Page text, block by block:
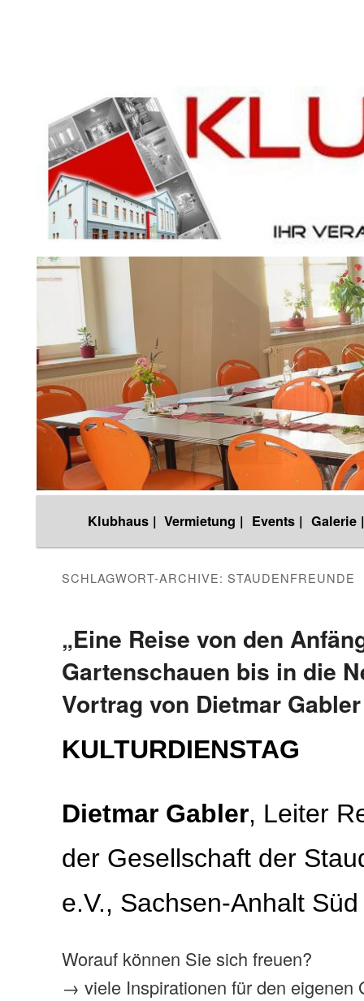
Zum
Inhalt
wechseln
Zum
sekundären
Inhalt
wechseln
Klubhaus | Vermietung | Events | Galerie |
SCHLAGWORT-ARCHIVE: STAUDENFREUNDE
„Eine Reise von den
Gartenschauen bis in die
Vortrag von Dietmar Gabler
KULTURDIENSTAG
Dietmar Gabler, Leiter
der Gesellschaft der
e.V., Sachsen-Anhalt
Worauf können Sie sich freuen?
→ viele Inspirationen für den eigenen